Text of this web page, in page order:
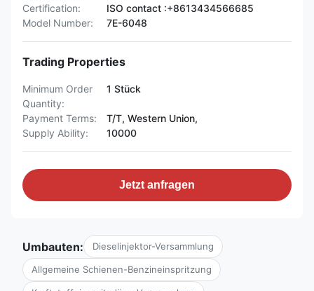
Certification:
ISO contact :+8613434566685
Model Number:
7E-6048
Trading Properties
Minimum Order
Quantity:
1 Stück
Payment Terms:
T/T, Western Union,
Supply Ability:
10000
Jetzt anfragen
Umbauten: Dieselinjektor-Versammlung
Allgemeine Schienen-Benzineinspritzung